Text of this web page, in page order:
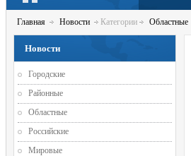
Главная Новости Категории Областные
Новости
Городские
Районные
Областные
Российские
Мировые